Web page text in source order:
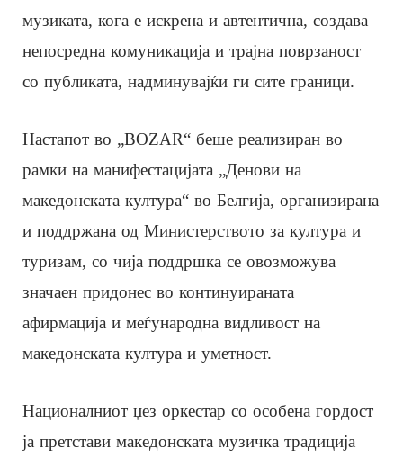
музиката, кога е искрена и автентична, создава
непосредна комуникација и трајна поврзаност
со публиката, надминувајќи ги сите граници.
Настапот во „BOZAR“ беше реализиран во
рамки на манифестацијата „Денови на
македонската култура“ во Белгија, организирана
и поддржана од Министерството за култура и
туризам, со чија поддршка се овозможува
значаен придонес во континуираната
афирмација и меѓународна видливост на
македонската култура и уметност.
Националниот џез оркестар со особена гордост
ја претстави македонската музичка традиција